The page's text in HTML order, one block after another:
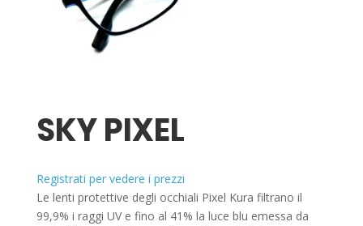
SKY PIXEL
Registrati per vedere i prezzi
Le lenti protettive degli occhiali Pixel Kura filtrano il
99,9% i raggi UV e fino al 41% la luce blu emessa da